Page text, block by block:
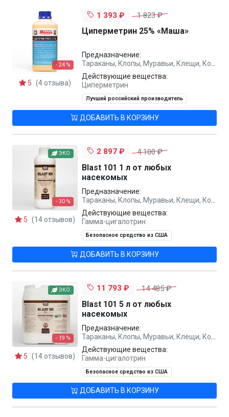
- 24 %
5 (4 отзыва)
1 393 ₽ 1 823 ₽
Циперметрин 25% «Маша»
Предназначение:
Тараканы, Клопы, Муравьи, Клещи, Комары, Мухи, Блохи
Действующие вещества:
Циперметрин
Лучший российский производитель
ДОБАВИТЬ В КОРЗИНУ
- 30 %
ЭКО
5 (14 отзывов)
2 897 ₽ 4 100 ₽
Blast 101 1 л от любых
насекомых
Предназначение:
Тараканы, Клопы, Муравьи, Клещи, Комары, Мухи, Осы, Вши
Действующие вещества:
Гамма-цигалотрин
Безопасное средство из США
ДОБАВИТЬ В КОРЗИНУ
- 19 %
ЭКО
5 (14 отзывов)
11 793 ₽ 14 485 ₽
Blast 101 5 л от любых
насекомых
Предназначение:
Тараканы, Клопы, Муравьи, Клещи, Комары, Мухи, Осы, Вши
Действующие вещества:
Гамма-цигалотрин
Безопасное средство из США
ДОБАВИТЬ В КОРЗИНУ